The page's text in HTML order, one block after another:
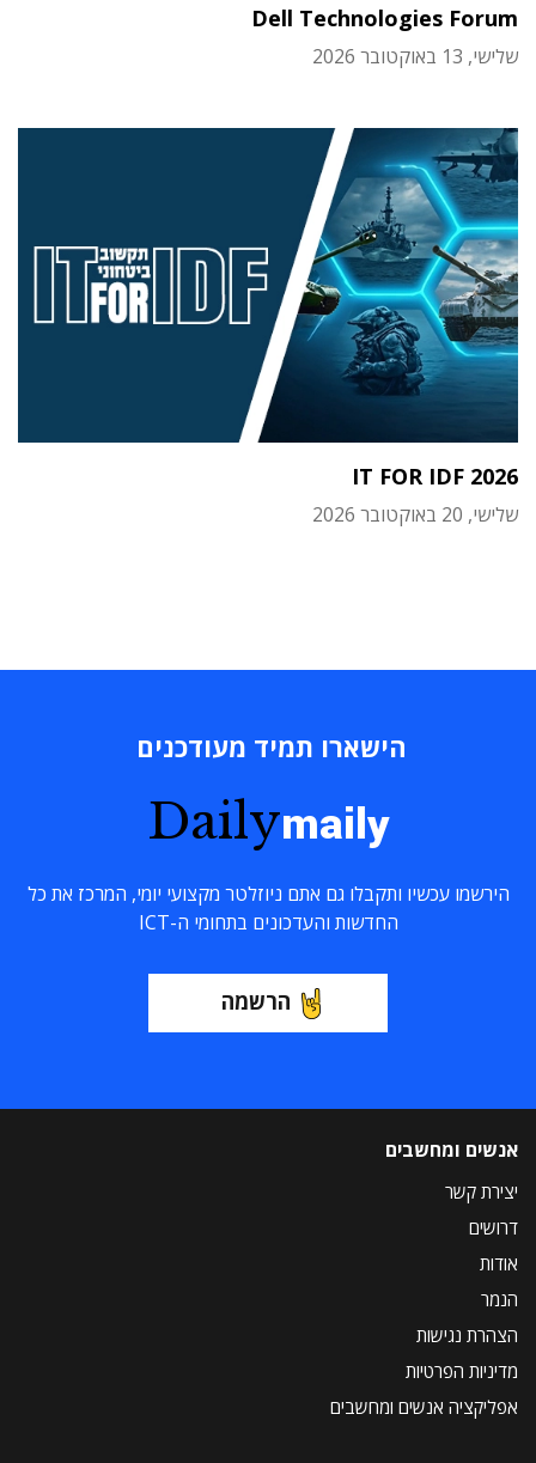
Dell Technologies Forum
שלישי, 13 באוקטובר 2026
IT FOR IDF 2026
שלישי, 20 באוקטובר 2026
הישארו תמיד מעודכנים
Dailymaily
הירשמו עכשיו ותקבלו גם אתם ניוזלטר מקצועי יומי, המרכז את כל
החדשות והעדכונים בתחומי ה-ICT
הרשמה
אנשים ומחשבים
יצירת קשר
דרושים
אודות
הנמר
הצהרת נגישות
מדיניות הפרטיות
אפליקציה אנשים ומחשבים